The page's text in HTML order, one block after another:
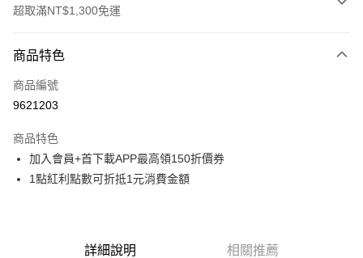
超取滿NT$1,300免運
信用卡一次付款
超商取貨付款
Apple Pay
悠遊付
商品特色
商品編號
9621203
商品特色
加入會員+首下載APP最高領150折價券
1點紅利點數可折抵1元消費金額
詳細說明 相關推薦